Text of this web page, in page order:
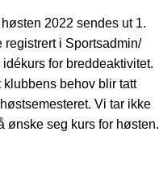
2022 sendes ut 1.
i Sportsadmin/
for breddeaktivitet.
behov blir tatt
Vi tar ikke
ønske seg kurs for høsten.